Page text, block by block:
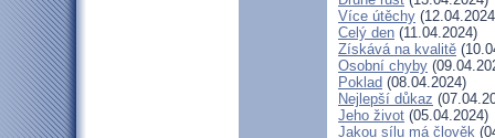
Více útěchy
Celý den (11.04.2024)
Získává na kvalitě
Osobní chyby
Poklad (08.04.2024)
Nejlepší důkaz
Jeho život (05.04.2024)
Jakou sílu má člověk